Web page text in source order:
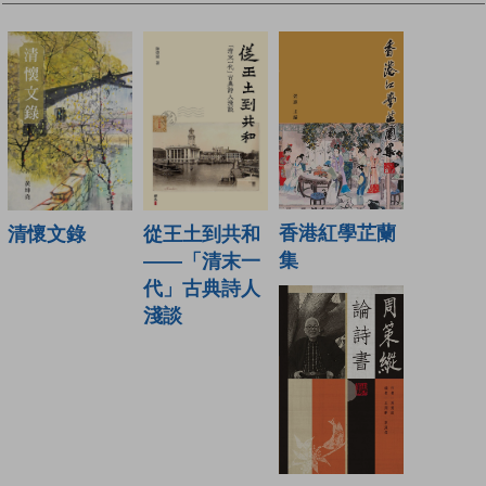
清懷文錄
從王土到共和
——「清末一
代」古典詩人
淺談
香港紅學芷蘭
集